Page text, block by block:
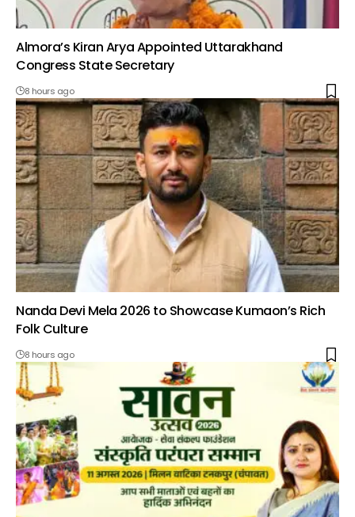
Almora’s Kiran Arya Appointed Uttarakhand
Congress State Secretary
8 hours ago
Nanda Devi Mela 2026 to Showcase Kumaon’s Rich
Folk Culture
8 hours ago